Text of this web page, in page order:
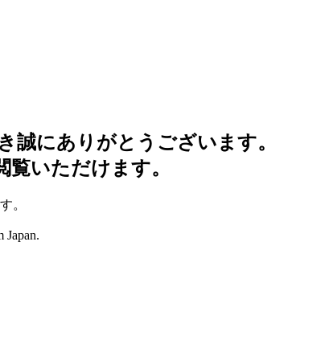
誠にありがとうございます。
いただけます。
。
Japan.